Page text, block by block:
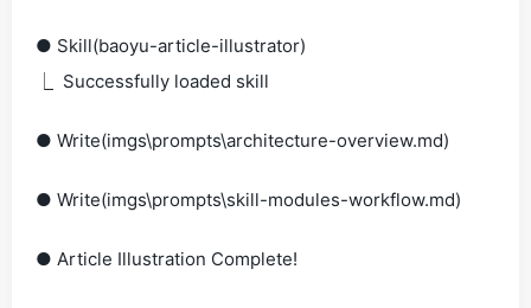
● Skill(baoyu-article-illustrator)
⎿ Successfully loaded skill
● Write(imgs\prompts\architecture-overview.md)
● Write(imgs\prompts\skill-modules-workflow.md)
● Article Illustration Complete!